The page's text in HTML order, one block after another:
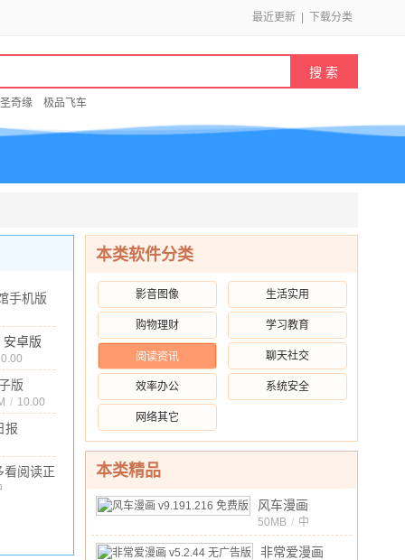
最近更新 下载分类
奇缘 极品飞车
手机版
/ 10.00
卓版
版
/ 10.00
报
安
/ 10.00
看阅读正
(原小米
本类软件分类
影音图像 生活实用
购物理财 学习教育
阅读资讯 聊天社交
效率办公 系统安全
网络其它
本类精品
风车漫画
v9.191.216 免
50MB / 中
文 / 10.00
非常爱漫画